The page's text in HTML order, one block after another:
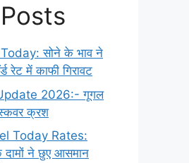
सोने के भाव ने
रेट में काफी गिरावट
2026:- गूगल
क्रश
Today Rates:
ने छुए आसमान